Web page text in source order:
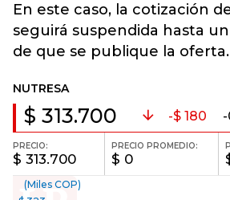
En este caso, la cotización
seguirá suspendida hasta
de que se publique la oferta.